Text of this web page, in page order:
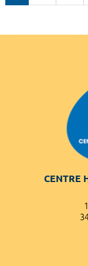
CENTRE